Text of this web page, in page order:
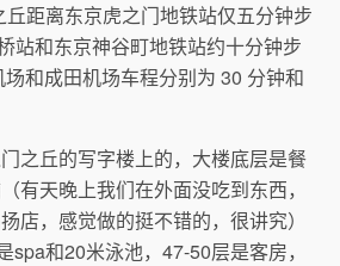
丘距离东京虎之门地铁站仅五分钟步
站和东京神谷町地铁站约十分钟步
和成田机场车程分别为 30 分钟和
之丘的写字楼上的，大楼底层是餐
有天晚上我们在外面没吃到东西，
店，感觉做的挺不错的，很讲究）
spa和20米泳池，47-50层是客房，